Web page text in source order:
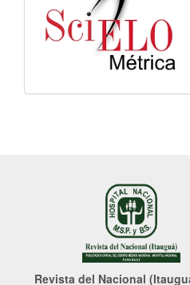
Revista del Nacional